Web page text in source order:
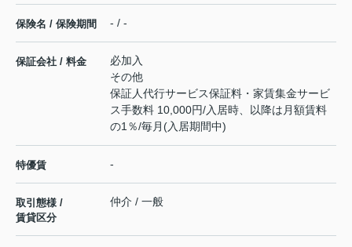
保険名 / 保険期間 - / -
保証会社 / 料金
必加入
その他
保証人代行サービス保証料・家賃集金サービ
ス手数料 10,000円/入居時、以降は月額賃料
の1％/毎月(入居期間中)
特優賃 -
取引態様 /
賃貸区分
仲介 / 一般